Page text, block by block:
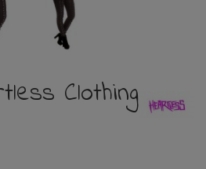
Clothing